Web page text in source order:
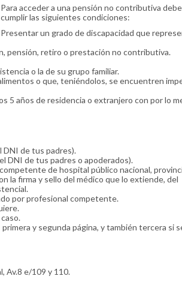
Para acceder a una pensión no contributiva
cumplir las siguientes condiciones:
Presentar un grado de discapacidad que
pensión, retiro o prestación no contributiva.
o la de su grupo familiar.
o que, teniéndolos, se encuentren
5 años de residencia o extranjero con por lo
DNI de tus padres).
DNI de tus padres o apoderados).
de hospital público nacional,
la firma y sello del médico que lo extiende, del
por profesional competente.
y segunda página, y también tercera si
Av.8 e/109 y 110.